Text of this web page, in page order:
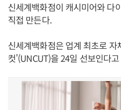
신세계백화점이 캐시미어와 다
직접 만든다.
신세계백화점은 업계 최초로
컷'(UNCUT)을 24일 선보인다